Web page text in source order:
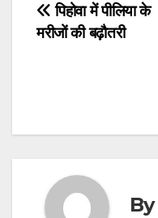
Post
navigation
पिहोवा में पीलिया के
मरीजों की बढ़ौतरी
By